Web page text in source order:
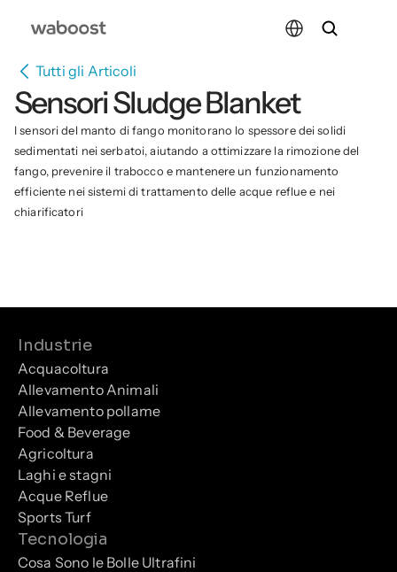
Tutti gli Articoli
Sensori Sludge Blanket
I sensori del manto di fango monitorano lo spessore dei solidi
sedimentati nei serbatoi, aiutando a ottimizzare la rimozione del
fango, prevenire il trabocco e mantenere un funzionamento
efficiente nei sistemi di trattamento delle acque reflue e nei
chiarificatori
Industrie
Acquacoltura
Allevamento Animali
Allevamento pollame
Food & Beverage
Agricoltura
Laghi e stagni
Acque Reflue
Sports Turf
Tecnologia
Cosa Sono le Bolle Ultrafini